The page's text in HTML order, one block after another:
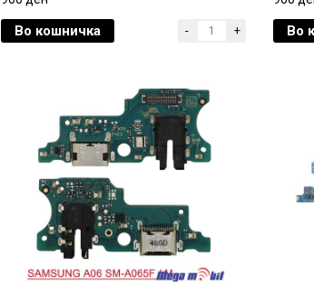
900 ден
Во кошничка - +
900
Во